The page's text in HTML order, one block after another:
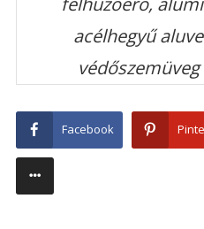
acélhegyű
Facebook